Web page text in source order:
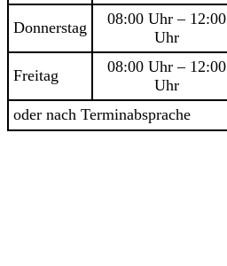
Donnerstag
08:00 Uhr – 12:00
Uhr
Freitag
08:00 Uhr – 12:00
Uhr
oder nach Terminabsprache